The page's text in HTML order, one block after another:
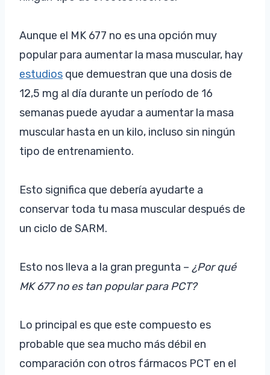
Aunque el MK 677 no es una opción muy
popular para aumentar la masa muscular, hay
estudios que demuestran que una dosis de
12,5 mg al día durante un período de 16
semanas puede ayudar a aumentar la masa
muscular hasta en un kilo, incluso sin ningún
tipo de entrenamiento.
Esto significa que debería ayudarte a
conservar toda tu masa muscular después de
un ciclo de SARM.
Esto nos lleva a la gran pregunta – ¿Por qué
MK 677 no es tan popular para PCT?
Lo principal es que este compuesto es
probable que sea mucho más débil en
comparación con otros fármacos PCT en el